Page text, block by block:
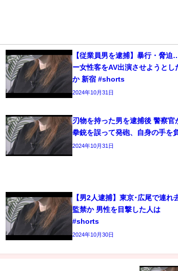
【従業員男を逮捕】暴行・脅迫
ー女性客をAV出演させようとし
か 新宿 #shorts
2024年10月31日
刃物を持った男を逮捕後 警察官
拳銃を誤って発砲、自身の手を
2024年10月31日
【男2人逮捕】東京･広尾で連れ
監禁か 男性を目撃した人は
#shorts
2024年10月30日